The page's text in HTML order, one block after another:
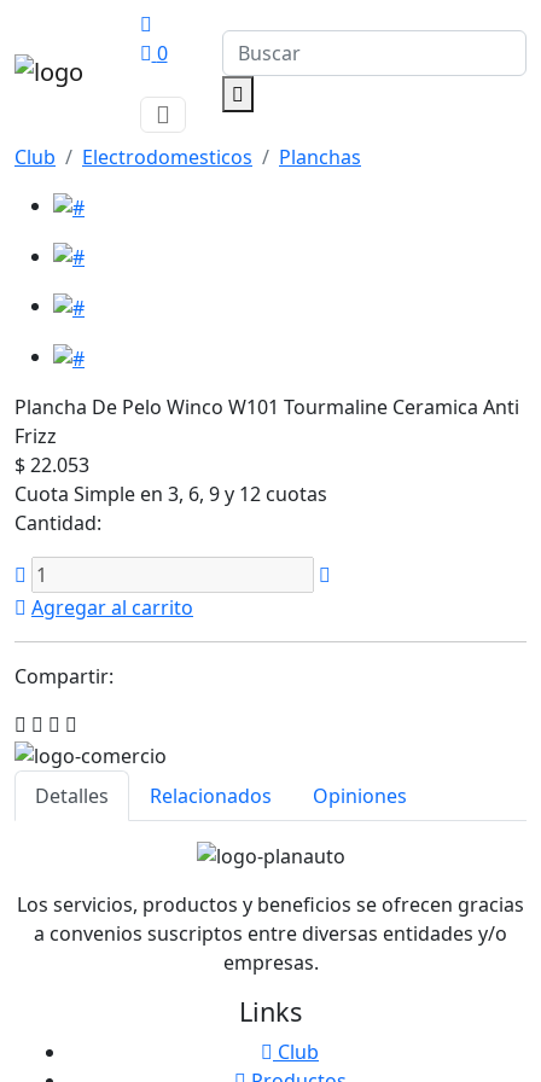
0
Club Electrodomesticos Planchas
Plancha De Pelo Winco W101 Tourmaline Ceramica Anti
Frizz
$ 22.053
Cuota Simple en 3, 6, 9 y 12 cuotas
Cantidad:
Agregar al carrito
Compartir:
Detalles Relacionados Opiniones
Los servicios, productos y beneficios se ofrecen gracias
a convenios suscriptos entre diversas entidades y/o
empresas.
Links
Club